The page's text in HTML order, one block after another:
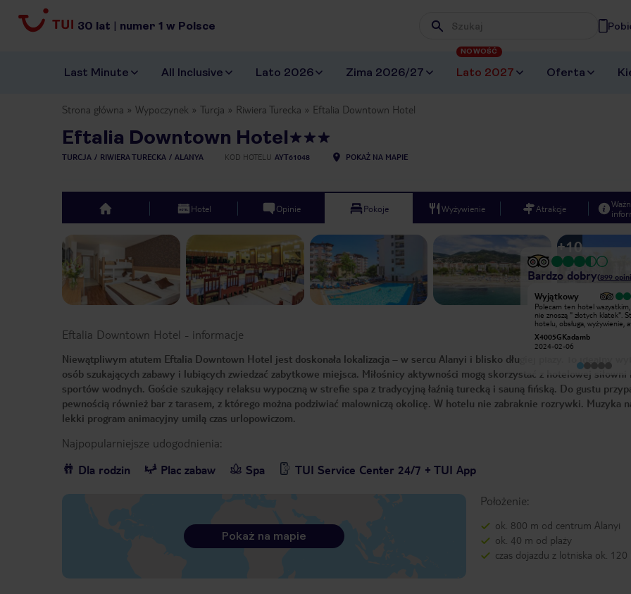
30 lat | numer 1 w Polsce Wpisz frazę, której szukasz
Last Minute All Inclusive Lato 2026 Zima 2026/27 Lato 2027
NOWOŚĆ
Oferta
Strona główna Wypoczynek Turcja Riwiera Turecka Eftalia Downtown Hotel
Eftalia Downtown Hotel
TURCJA RIWIERA TURECKA ALANYA KOD HOTELU AYT61048 POKAŻ NA MAPIE
top Hotel Opinie Pokoje Wyżywienie Atrakcje
Previous slide +10
Bardzo dobry(899
Wyjątkowy
Polecam pobyt. Pokoje codziennie
pełne zadowolenie z pobytu w tym
hotelu.
Wyjątkowy
Polecam ten hotel
nie znoszą " złotych klatek".
hotelu, obsługa, wyżywienie,
którym wszystko przeszkadza i
zostawią negatywną opinię.
do tego porównują
hotel. Polecam
X4005GKadamb
2024-02-06
Eftalia Downtown Hotel - informacje
Niewątpliwym atutem Eftalia Downtown Hotel jest doskonała lokalizacja – w sercu Alanyi i blisko długiej plaży. To idealny
osób szukających zabawy i lubiących zwiedzać zabytkowe miejsca. Miłośnicy aktywności mogą skorzystać z hotelowej
sportów wodnych. Goście szukający relaksu wypoczną w strefie spa z tradycyjną łaźnią turecką i sauną fińską. Do gustu
pewnością również bar z tarasem, z którego można podziwiać malowniczą okolicę. W hotelu nie zabraknie rozrywki. Muzyka
lekki program animacyjny umilą czas urlopowiczom.
Najpopularniejsze udogodnienia:
Dla rodzin
Plac zabaw Spa TUI Service Center 24/7 + TUI App
Położenie:
ok. 800 m od centrum Alanyi
ok. 40 m od plaży
czas dojazdu z lotniska ok. 120
Pokaż na mapie